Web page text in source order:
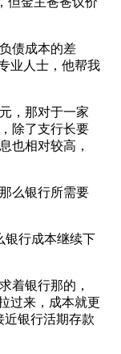
债成本的差
业人士，他帮我
，那对于一家
除了支行长要
也相对较高，
么银行所需要
银行成本继续下
着银行那的，
过来，成本就更
近银行活期存款